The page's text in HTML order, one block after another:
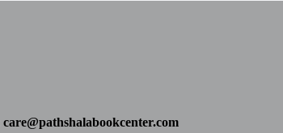
care@pathshalabookcenter.com